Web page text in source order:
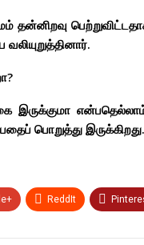
தன்னிறவு
பொறுத்து இருக்கிறது.
ReddIt